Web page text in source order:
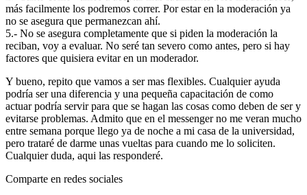
más facilmente los podremos correr. Por estar en la moderación ya
no se asegura que permanezcan ahí.
5.- No se asegura completamente que si piden la moderación la
reciban, voy a evaluar. No seré tan severo como antes, pero si hay
factores que quisiera evitar en un moderador.
Y bueno, repito que vamos a ser mas flexibles. Cualquier ayuda
podría ser una diferencia y una pequeña capacitación de como
actuar podría servir para que se hagan las cosas como deben de ser y
evitarse problemas. Admito que en el messenger no me veran mucho
entre semana porque llego ya de noche a mi casa de la universidad,
pero trataré de darme unas vueltas para cuando me lo soliciten.
Cualquier duda, aqui las responderé.
Comparte en redes sociales